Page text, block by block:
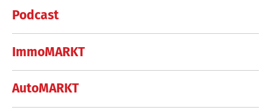
Podcast
ImmoMARKT
AutoMARKT